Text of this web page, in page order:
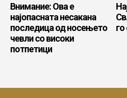
Внимание: Ова е
најопасната несакана
последица од носењето
чевли со високи
потпетици